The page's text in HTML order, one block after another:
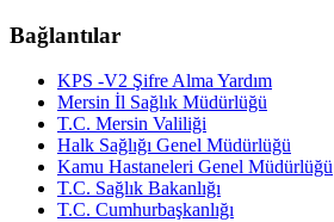
Bağlantılar
KPS -V2 Şifre Alma Yardım
Mersin İl Sağlık Müdürlüğü
T.C. Mersin Valiliği
Halk Sağlığı Genel Müdürlüğü
Kamu Hastaneleri Genel Müdürlüğü
T.C. Sağlık Bakanlığı
T.C. Cumhurbaşkanlığı